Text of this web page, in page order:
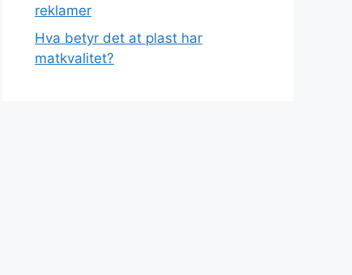
reklamer
Hva betyr det at plast har
matkvalitet?